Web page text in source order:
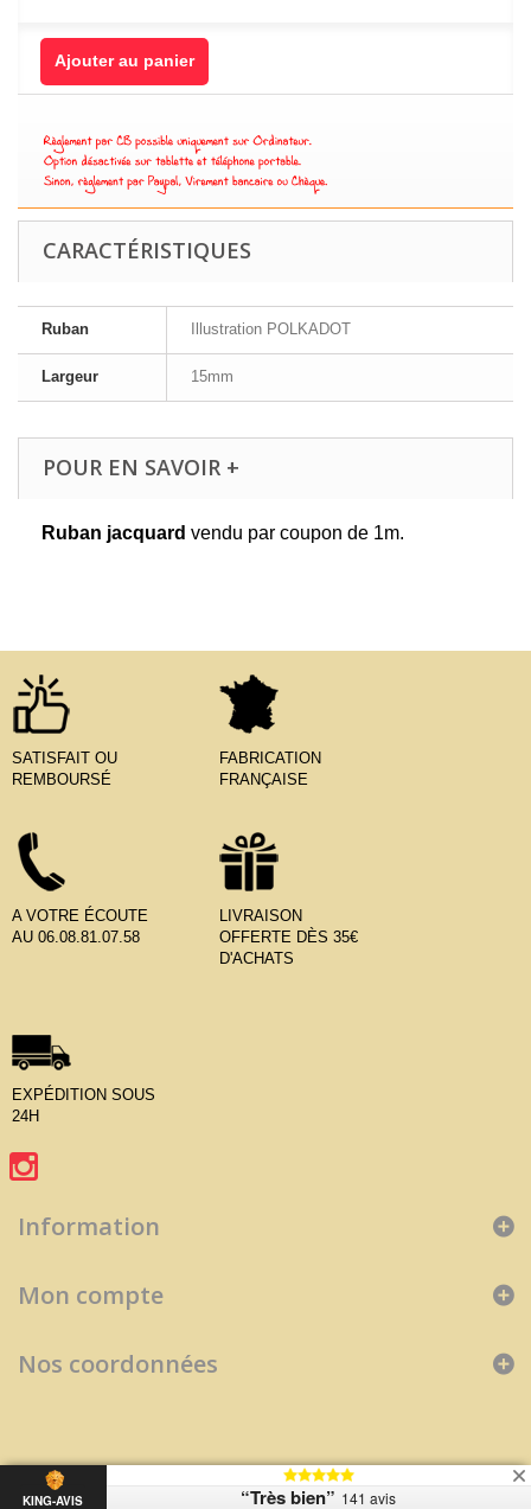
Ajouter au panier
CARACTÉRISTIQUES
Ruban Illustration POLKADOT
Largeur 15mm
POUR EN SAVOIR +
Ruban jacquard vendu par coupon de 1m.
SATISFAIT OU
REMBOURSÉ
FABRICATION
FRANÇAISE
A VOTRE ÉCOUTE
AU 06.08.81.07.58
LIVRAISON
OFFERTE DÈS 35€
D'ACHATS
EXPÉDITION SOUS
24H
Information
Mon compte
Nos coordonnées
KING-AVIS “Très bien” 141 avis